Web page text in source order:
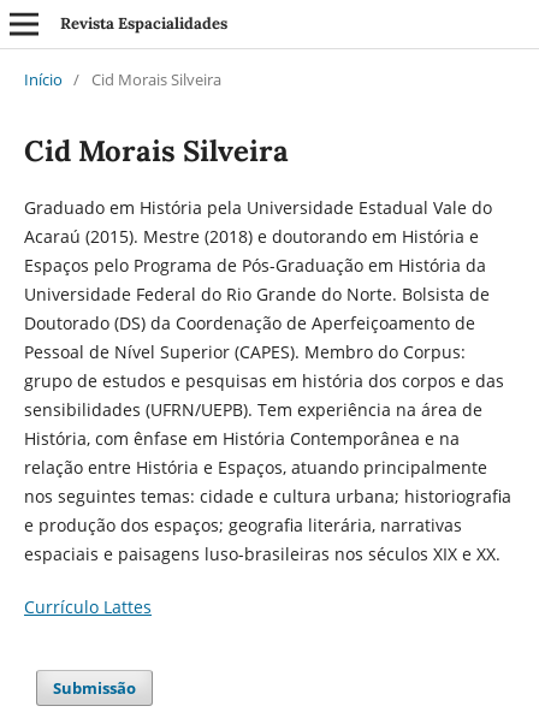
Revista Espacialidades
Início / Cid Morais Silveira
Cid Morais Silveira
Graduado em História pela Universidade Estadual Vale do
Acaraú (2015). Mestre (2018) e doutorando em História e
Espaços pelo Programa de Pós-Graduação em História da
Universidade Federal do Rio Grande do Norte. Bolsista de
Doutorado (DS) da Coordenação de Aperfeiçoamento de
Pessoal de Nível Superior (CAPES). Membro do Corpus:
grupo de estudos e pesquisas em história dos corpos e das
sensibilidades (UFRN/UEPB). Tem experiência na área de
História, com ênfase em História Contemporânea e na
relação entre História e Espaços, atuando principalmente
nos seguintes temas: cidade e cultura urbana; historiografia
e produção dos espaços; geografia literária, narrativas
espaciais e paisagens luso-brasileiras nos séculos XIX e XX.
Currículo Lattes
Submissão